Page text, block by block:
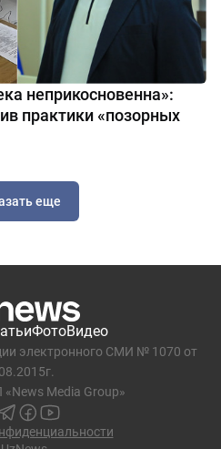
неприкосновенна»:
практики «позорных
еще
ФотоВидео
электронного СМИ № 1070 от
Media Group»